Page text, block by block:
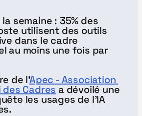
la semaine : 35% des
utilisent des outils
dans le cadre
au moins une fois par
de l'Apec - Association
des Cadres a dévoilé une
les usages de l'IA